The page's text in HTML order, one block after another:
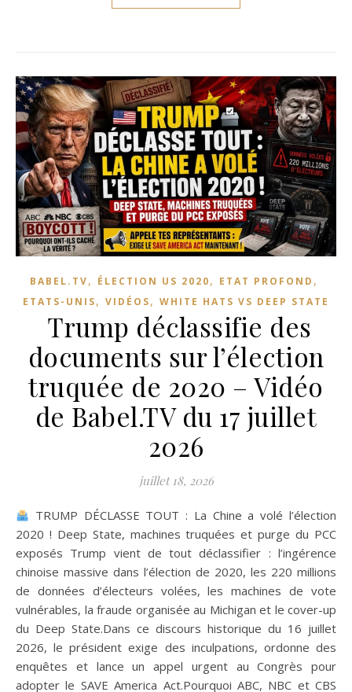
BABEL.TV, ÉLECTION US 2020, ETAT PROFOND ,
ETATS-UNIS, VIDÉOS, WHITE HATS VS DEEP STATE
Trump déclassifie des
documents sur l’élection
truquée de 2020 – Vidéo
de Babel.TV du 17 juillet
2026
juillet 18, 2026
TRUMP DÉCLASSE TOUT : La Chine a volé l’élection
2020 ! Deep State, machines truquées et purge du PCC
exposés Trump vient de tout déclassifier : l’ingérence
chinoise massive dans l’élection de 2020, les 220 millions
de données d’électeurs volées, les machines de vote
vulnérables, la fraude organisée au Michigan et le cover-up
du Deep State.Dans ce discours historique du 16 juillet
2026, le président exige des inculpations, ordonne des
enquêtes et lance un appel urgent au Congrès pour
adopter le SAVE America Act.Pourquoi ABC, NBC et CBS